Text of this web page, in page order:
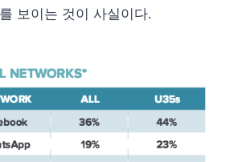
보이는 것이 사실이다.